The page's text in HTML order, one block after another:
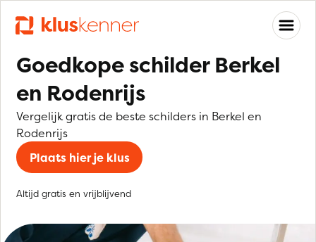
Goedkope schilder Berkel
en Rodenrijs
Vergelijk gratis de beste schilders in Berkel en
Rodenrijs
Plaats hier je klus
Altijd gratis en vrijblijvend